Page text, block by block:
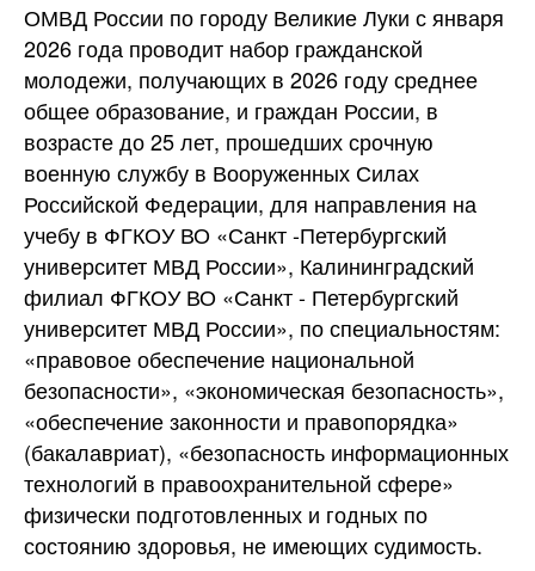
ОМВД России по городу Великие Луки с января
2026 года проводит набор гражданской
молодежи, получающих в 2026 году среднее
общее образование, и граждан России, в
возрасте до 25 лет, прошедших срочную
военную службу в Вооруженных Силах
Российской Федерации, для направления на
учебу в ФГКОУ ВО «Санкт -Петербургский
университет МВД России», Калининградский
филиал ФГКОУ ВО «Санкт - Петербургский
университет МВД России», по специальностям:
«правовое обеспечение национальной
безопасности», «экономическая безопасность»,
«обеспечение законности и правопорядка»
(бакалавриат), «безопасность информационных
технологий в правоохранительной сфере»
физически подготовленных и годных по
состоянию здоровья, не имеющих судимость.